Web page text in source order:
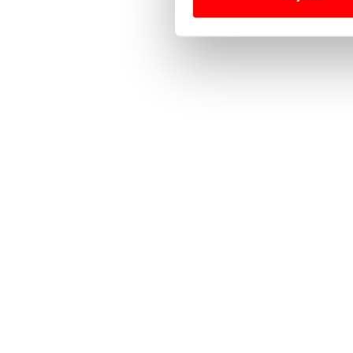
Usamos cookies para
funcionalidades de redes
Adicionalmente
Realçamos que o bloqueio